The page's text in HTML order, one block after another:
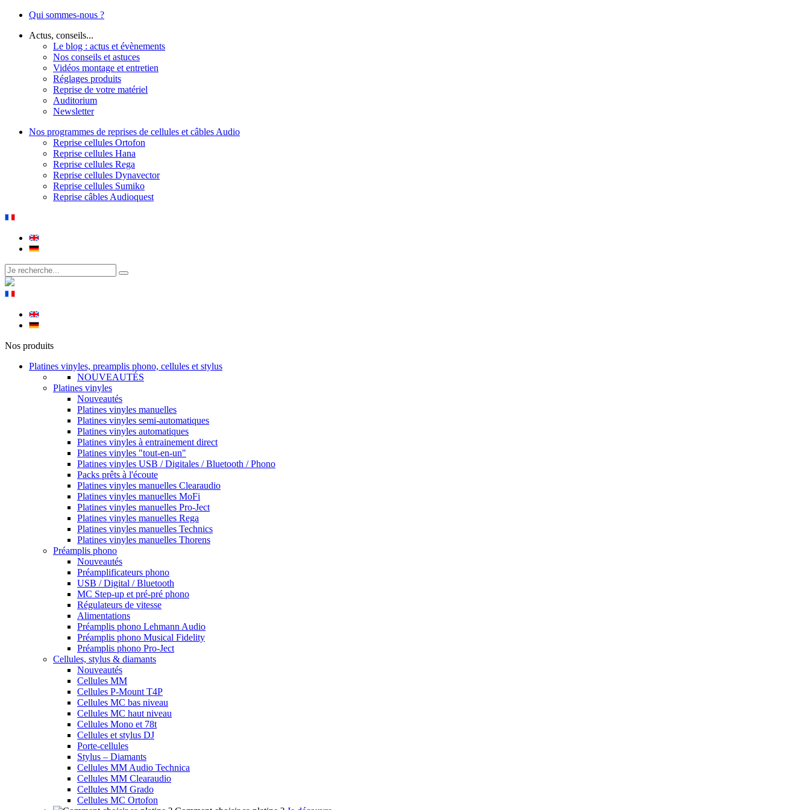
Qui sommes-nous ?
Actus, conseils...
Le blog : actus et évènements
Nos conseils et astuces
Vidéos montage et entretien
Réglages produits
Reprise de votre matériel
Auditorium
Newsletter
Nos programmes de reprises de cellules et câbles Audio
Reprise cellules Ortofon
Reprise cellules Hana
Reprise cellules Rega
Reprise cellules Dynavector
Reprise cellules Sumiko
Reprise câbles Audioquest
Nos produits
Platines vinyles, preamplis phono, cellules et stylus
NOUVEAUTÉS
Platines vinyles
Nouveautés
Platines vinyles manuelles
Platines vinyles semi-automatiques
Platines vinyles automatiques
Platines vinyles à entrainement direct
Platines vinyles "tout-en-un"
Platines vinyles USB / Digitales / Bluetooth / Phono
Packs prêts à l'écoute
Platines vinyles manuelles Clearaudio
Platines vinyles manuelles MoFi
Platines vinyles manuelles Pro-Ject
Platines vinyles manuelles Rega
Platines vinyles manuelles Technics
Platines vinyles manuelles Thorens
Préamplis phono
Nouveautés
Préamplificateurs phono
USB / Digital / Bluetooth
MC Step-up et pré-pré phono
Régulateurs de vitesse
Alimentations
Préamplis phono Lehmann Audio
Préamplis phono Musical Fidelity
Préamplis phono Pro-Ject
Cellules, stylus & diamants
Nouveautés
Cellules MM
Cellules P-Mount T4P
Cellules MC bas niveau
Cellules MC haut niveau
Cellules Mono et 78t
Cellules et stylus DJ
Porte-cellules
Stylus – Diamants
Cellules MM Audio Technica
Cellules MM Clearaudio
Cellules MM Grado
Cellules MC Ortofon